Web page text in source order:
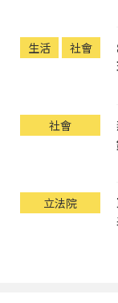
生活 社會
社會
立法院